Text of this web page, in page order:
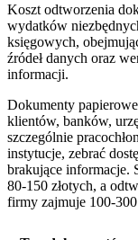
Koszt odtworzenia
wydatków
księgowych,
źródeł danych oraz
informacji.
Dokumenty
klientów, banków,
szczególnie
instytucje, zebrać
brakujące informacje.
80-150 złotych, a
firmy zajmuje 100-